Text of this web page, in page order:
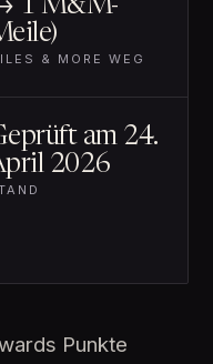
1 M&M-
& MORE WEG
am 24.
2026
Punkte